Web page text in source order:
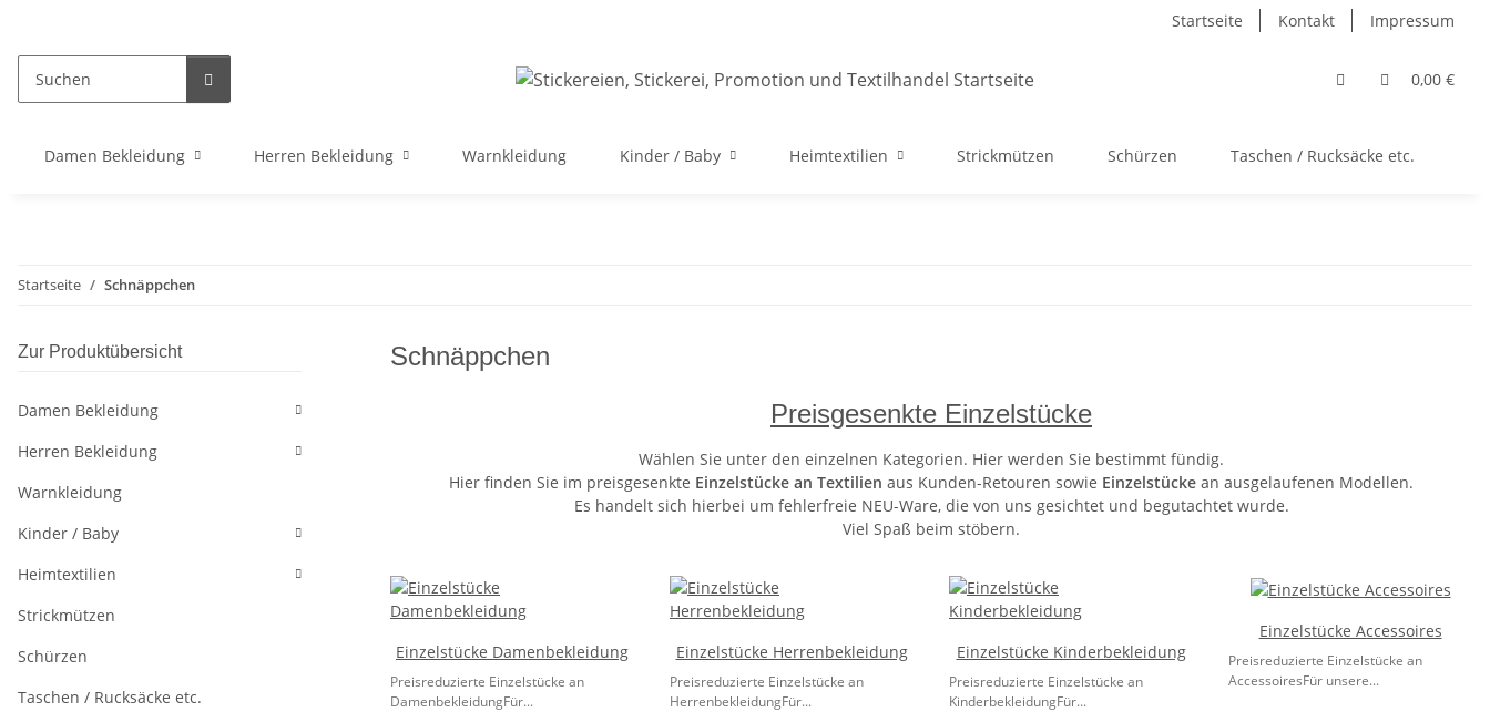
Startseite Kontakt Impressum
0,00 €
Damen Bekleidung Herren Bekleidung Warnkleidung Kinder / Baby Heimtextilien Strickmützen Schürzen Taschen / Rucksäcke etc.
Startseite Schnäppchen
Schnäppchen
Preisgesenkte Einzelstücke
Wählen Sie unter den einzelnen Kategorien. Hier werden Sie bestimmt fündig.
Hier finden Sie im preisgesenkte Einzelstücke an Textilien aus Kunden-Retouren sowie Einzelstücke an ausgelaufenen Modellen.
Es handelt sich hierbei um fehlerfreie NEU-Ware, die von uns gesichtet und begutachtet wurde.
Viel Spaß beim stöbern.
Einzelstücke Damenbekleidung
Preisreduzierte Einzelstücke an
DamenbekleidungFür...
Einzelstücke Herrenbekleidung
Preisreduzierte Einzelstücke an
HerrenbekleidungFür...
Einzelstücke Kinderbekleidung
Preisreduzierte Einzelstücke an
KinderbekleidungFür...
Einzelstücke Accessoires
Preisreduzierte Einzelstücke an
AccessoiresFür unsere...
Zur Produktübersicht
Damen Bekleidung
Herren Bekleidung
Warnkleidung
Kinder / Baby
Heimtextilien
Strickmützen
Schürzen
Taschen / Rucksäcke etc.